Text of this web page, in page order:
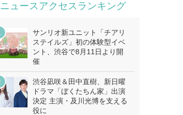
ニュースアクセスランキング
サンリオ新ユニット「チアリ
ステイルズ」初の体験型イベ
ント、渋谷で8月11日より開
催
渋谷凪咲＆田中直樹、新日曜
ドラマ「ぼくたちん家」出演
決定 主演・及川光博を支える
役に